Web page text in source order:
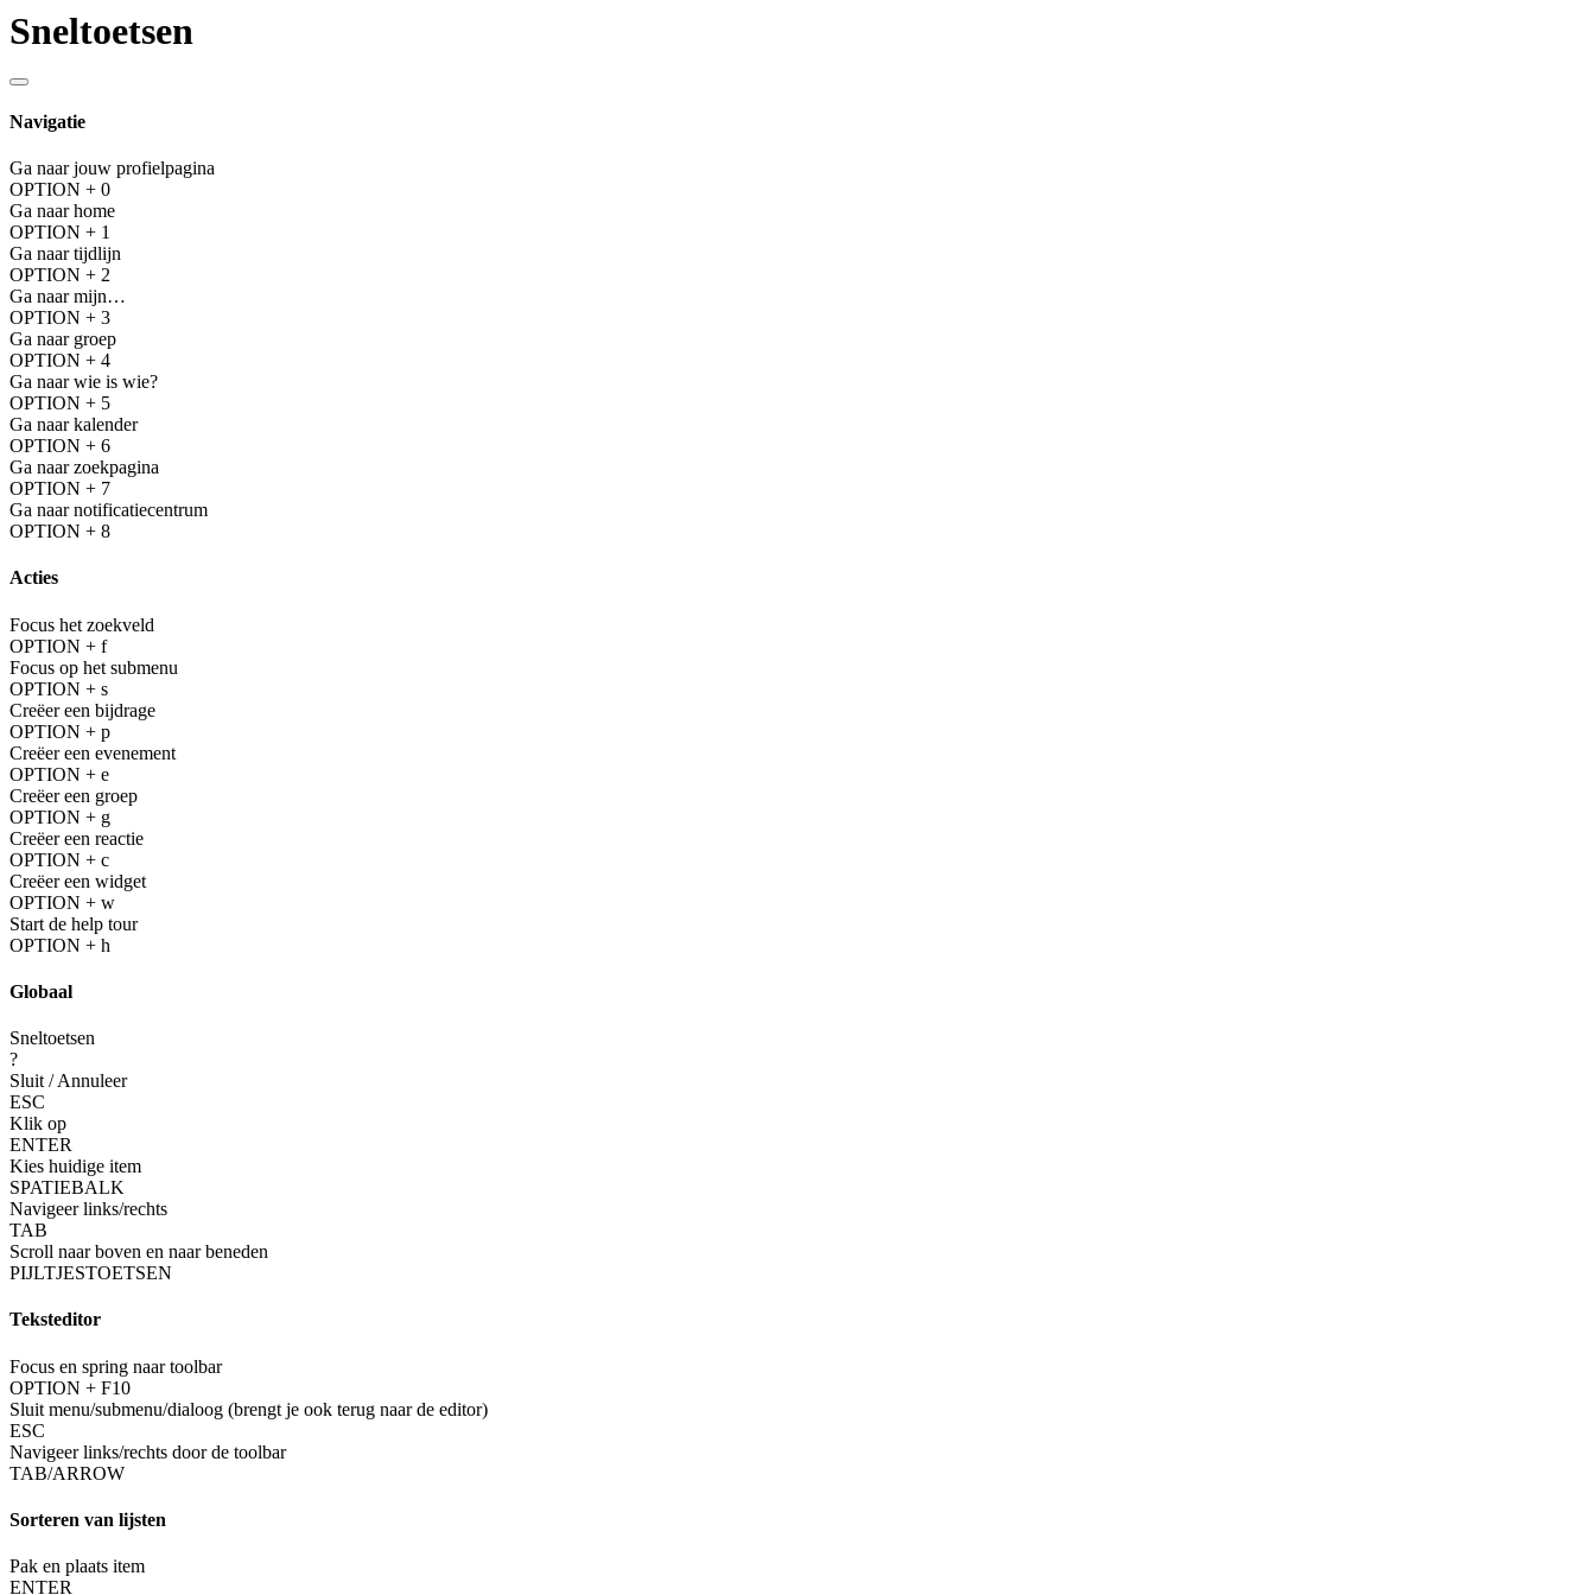
Sneltoetsen
Navigatie
Ga naar jouw profielpagina
OPTION + 0
Ga naar home
OPTION + 1
Ga naar tijdlijn
OPTION + 2
Ga naar mijn…
OPTION + 3
Ga naar groep
OPTION + 4
Ga naar wie is wie?
OPTION + 5
Ga naar kalender
OPTION + 6
Ga naar zoekpagina
OPTION + 7
Ga naar notificatiecentrum
OPTION + 8
Acties
Focus het zoekveld
OPTION + f
Focus op het submenu
OPTION + s
Creëer een bijdrage
OPTION + p
Creëer een evenement
OPTION + e
Creëer een groep
OPTION + g
Creëer een reactie
OPTION + c
Creëer een widget
OPTION + w
Start de help tour
OPTION + h
Globaal
Sneltoetsen
?
Sluit / Annuleer
ESC
Klik op
ENTER
Kies huidige item
SPATIEBALK
Navigeer links/rechts
TAB
Scroll naar boven en naar beneden
PIJLTJESTOETSEN
Teksteditor
Focus en spring naar toolbar
OPTION + F10
Sluit menu/submenu/dialoog (brengt je ook terug naar de editor)
ESC
Navigeer links/rechts door de toolbar
TAB/ARROW
Sorteren van lijsten
Pak en plaats item
ENTER